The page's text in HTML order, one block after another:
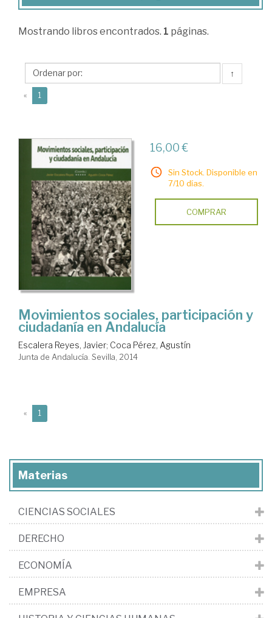
Coca
Agustín
Mostrando libros encontrados. 1 páginas.
↑
« 1
16,00 €
Sin Stock. Disponible en
7/10 días.
COMPRAR
Movimientos sociales, participación y
ciudadanía en Andalucía
Escalera Reyes, Javier; Coca Pérez, Agustín
Junta de Andalucía. Sevilla, 2014
« 1
Materias
CIENCIAS SOCIALES
DERECHO
ECONOMÍA
EMPRESA